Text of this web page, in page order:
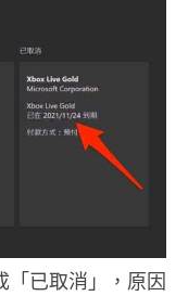
已取消」，原因